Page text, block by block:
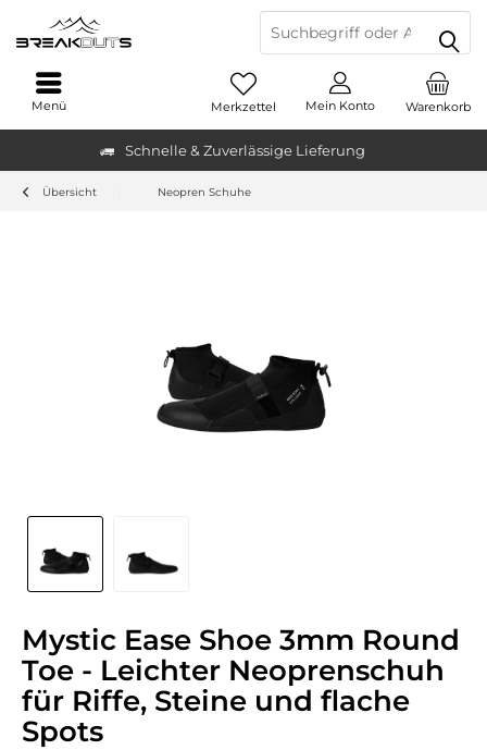
Schnelle & Zuverlässige Lieferung
Warenkorb
Merkzettel Mein Konto
Menü
Übersicht Neopren Schuhe
Mystic Ease Shoe 3mm Round
Toe - Leichter Neoprenschuh
für Riffe, Steine und flache
Spots